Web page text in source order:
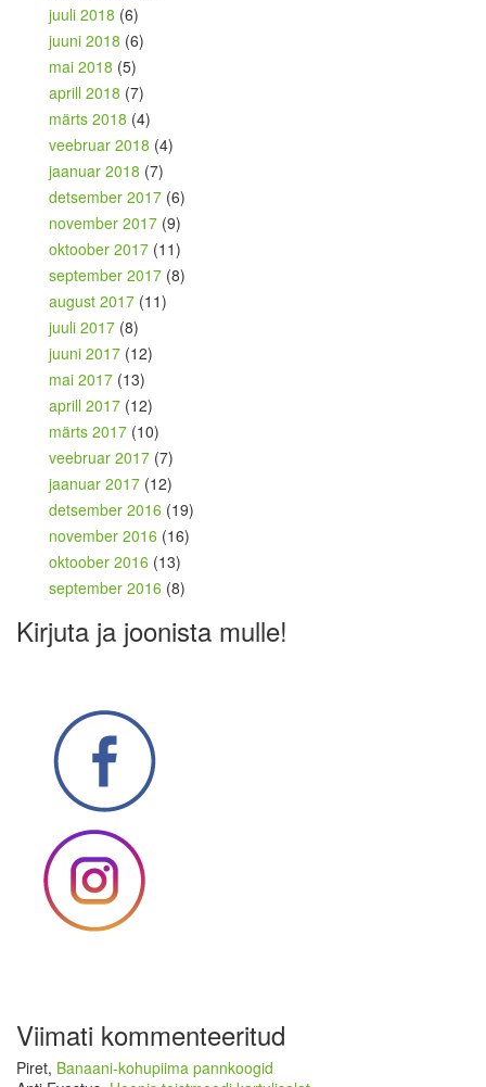
juuli 2018 (6)
juuni 2018 (6)
mai 2018 (5)
aprill 2018 (7)
märts 2018 (4)
veebruar 2018 (4)
jaanuar 2018 (7)
detsember 2017 (6)
november 2017 (9)
oktoober 2017 (11)
september 2017 (8)
august 2017 (11)
juuli 2017 (8)
juuni 2017 (12)
mai 2017 (13)
aprill 2017 (12)
märts 2017 (10)
veebruar 2017 (7)
jaanuar 2017 (12)
detsember 2016 (19)
november 2016 (16)
oktoober 2016 (13)
september 2016 (8)
Kirjuta ja joonista mulle!
Viimati kommenteeritud
Piret, Banaani-kohupiima pannkoogid